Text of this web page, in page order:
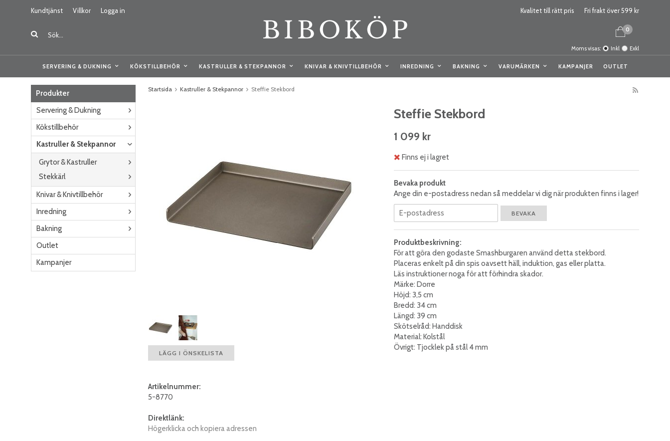
Kundtjänst Villkor Logga in Kvalitet till rätt pris Fri frakt över 599 kr
0
Moms visas: Inkl Exkl
SERVERING & DUKNING KÖKSTILLBEHÖR KASTRULLER & STEKPANNOR KNIVAR & KNIVTILLBEHÖR INREDNING BAKNING VARUMÄRKEN KAMPANJER OUTLET
Produkter
Servering & Dukning
Kökstillbehör
Kastruller & Stekpannor
Grytor & Kastruller
Stekkärl
Knivar & Knivtillbehör
Inredning
Bakning
Outlet
Kampanjer
Startsida Kastruller & Stekpannor Steffie Stekbord
Steffie Stekbord
1 099 kr
Finns ej i lagret
Bevaka produkt
Ange din e-postadress nedan så meddelar vi dig när produkten finns i lager!
BEVAKA
Produktbeskrivning:
För att göra den godaste Smashburgaren använd detta stekbord.
Placeras enkelt på din spis oavsett häll, induktion, gas eller platta.
Läs instruktioner noga för att förhindra skador.
Märke: Dorre
Höjd: 3,5 cm
Bredd: 34 cm
Längd: 39 cm
Skötselråd: Handdisk
Material: Kolstål
Övrigt: Tjocklek på stål 4 mm
LÄGG I ÖNSKELISTA
Artikelnummer:
5-8770
Direktlänk:
Högerklicka och kopiera adressen